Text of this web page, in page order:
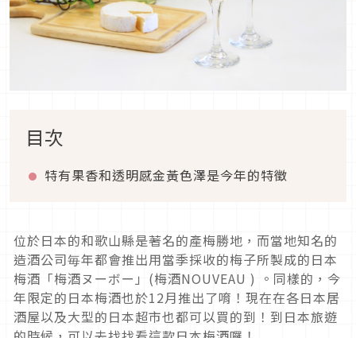
目次
特有果香和透明感金黃色澤是今年的特徵
位於日本的和歌山縣是著名的產梅勝地，而當地知名的
造酒公司毎年都會推出用當季採收的梅子所製成的日本
梅酒「梅酒ヌーボー」(梅酒NOUVEAU ) 。同樣的，今
年限定的日本梅酒也於12月推出了唷！現在在各日本居
酒屋以及大型的日本超市也都可以買的到！到日本旅遊